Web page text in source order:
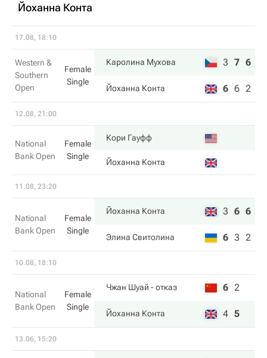
Йоханна Конта
17.08, 18:10
Western &
Southern
Open
Female
Single
Каролина Мухова 3 7 6
Йоханна Конта 6 6 2
12.08, 21:00
National
Bank Open
Female
Single
Кори Гауфф
Йоханна Конта
11.08, 23:20
National
Bank Open
Female
Single
Йоханна Конта 3 6 6
Элина Свитолина 6 3 2
10.08, 18:10
National
Bank Open
Female
Single
Чжан Шуай - отказ 6 2
Йоханна Конта 4 5
13.06, 15:20